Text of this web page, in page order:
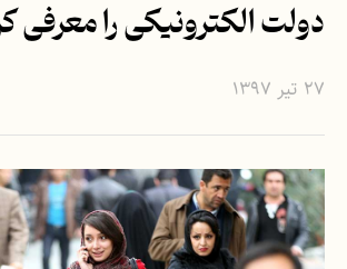
دولت الکترونیکی را معرفی
۲۷ تیر ۱۳۹۷